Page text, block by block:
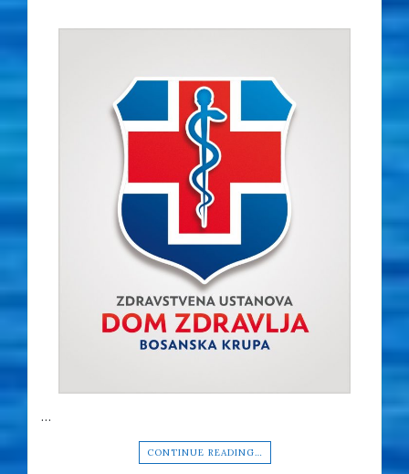
…
CONTINUE READING…